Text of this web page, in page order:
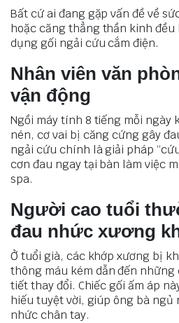
Bất cứ ai đang gặp vấn đề về
hoặc căng thẳng thần kinh đều
dụng gối ngải cứu cắm điện.
Nhân viên văn
vận động
Ngồi máy tính 8 tiếng mỗi ngày
nén, cơ vai bị căng cứng gây
ngải cứu chính là giải pháp
cơn đau ngay tại bàn làm việc
spa.
Người cao tuổi
đau nhức xương
Ở tuổi già, các khớp xương bị
thông máu kém dẫn đến
tiết thay đổi. Chiếc gối ấm áp
hiếu tuyệt vời, giúp ông bà ngủ
nhức chân tay.